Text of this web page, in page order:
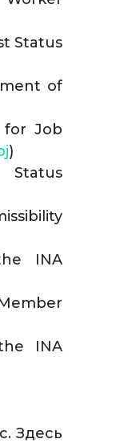
Status
of
for Job
)
Status
INA
INA
Здесь